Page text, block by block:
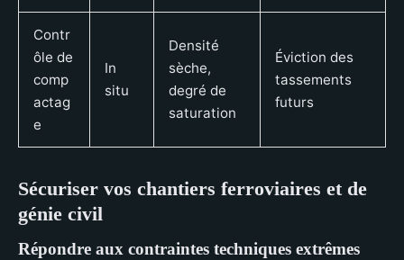
Contr
ôle de
comp
actag
e
In
situ
Densité
sèche,
degré de
saturation
Éviction des
tassements
futurs
Sécuriser vos chantiers ferroviaires et de
génie civil
Répondre aux contraintes techniques extrêmes